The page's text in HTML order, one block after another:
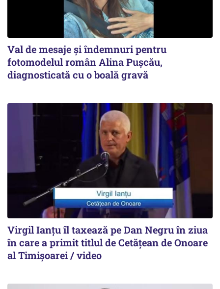
Val de mesaje și îndemnuri pentru
fotomodelul român Alina Pușcău,
diagnosticată cu o boală gravă
Virgil Ianțu îl taxează pe Dan Negru în ziua
în care a primit titlul de Cetățean de Onoare
al Timișoarei / video